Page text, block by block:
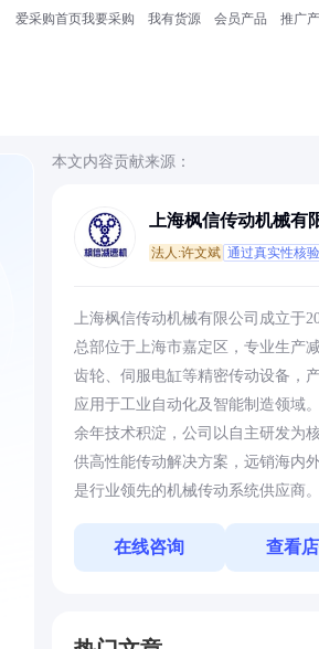
爱采购首页我要采购 我有货源 会员产品 推广
本文内容贡献来源：
上海枫信传动机械有
法人:许文斌 通过真实性核验
上海枫信传动机械有限公司成立于
总部位于上海市嘉定区，专业生产减
齿轮、伺服电缸等精密传动设备，
应用于工业自动化及智能制造领域
余年技术积淀，公司以自主研发为
供高性能传动解决方案，远销海内外
是行业领先的机械传动系统供应商。
在线咨询 查看